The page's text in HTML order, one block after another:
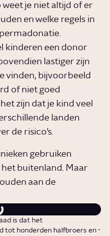
weet je niet altijd of er
en welke regels in
kinderen een donor
lastiger zijn
vinden, bijvoorbeeld
of niet goed
zijn dat je kind veel
landen
de risico's.
gebruiken
buitenland. Maar
aan de
is dat het
tot honderden halfbroers en -